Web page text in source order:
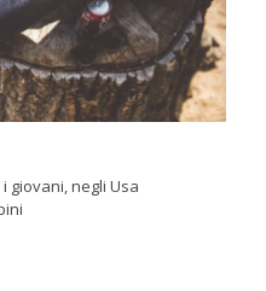
giovani, negli Usa